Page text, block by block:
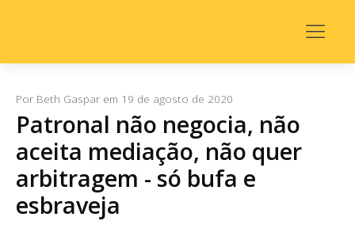
Por Beth Gaspar em 19 de agosto de 2020
Patronal não negocia, não
aceita mediação, não quer
arbitragem - só bufa e
esbraveja